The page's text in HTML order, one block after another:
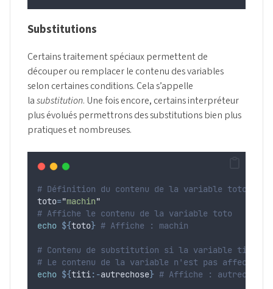
Substitutions
Certains traitement spéciaux permettent de
découper ou remplacer le contenu des variables
selon certaines conditions. Cela s’appelle
lasubstitution. Une fois encore, certains interpréteur
plus évolués permettrons des substitutions bien plus
pratiques et nombreuses.
# Définition du contenu de la variable toto
toto="machin"
# Affiche le contenu de la variable toto
echo ${toto} # Affiche : machin
# Contenu de substitution si la variable titi
# Le contenu de la variable n'est pas affecté,
echo ${titi :-autrechose} # Affiche : autrechose